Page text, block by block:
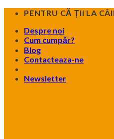
Skip
content
PENTRU CĂ ȚII LA
Despre noi
Cum cumpăr?
Blog
Contacteaza-ne
Newsletter